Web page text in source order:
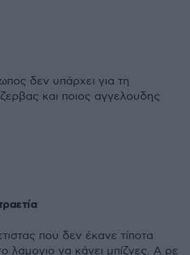
δεν υπάρχει για τη
και ποιος αγγελουδης
που δεν έκανε τίποτα
λαμογιο να κάνει μπίζνες. Α ρε